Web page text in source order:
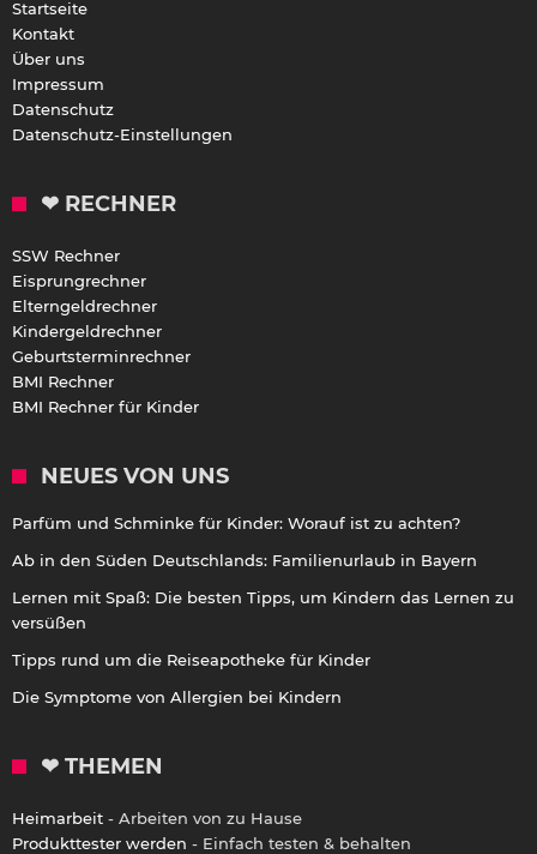
Startseite
Kontakt
Über uns
Impressum
Datenschutz
Datenschutz-Einstellungen
❤ RECHNER
SSW Rechner
Eisprungrechner
Elterngeldrechner
Kindergeldrechner
Geburtsterminrechner
BMI Rechner
BMI Rechner für Kinder
NEUES VON UNS
Parfüm und Schminke für Kinder: Worauf ist zu achten?
Ab in den Süden Deutschlands: Familienurlaub in Bayern
Lernen mit Spaß: Die besten Tipps, um Kindern das Lernen zu
versüßen
Tipps rund um die Reiseapotheke für Kinder
Die Symptome von Allergien bei Kindern
❤ THEMEN
Heimarbeit - Arbeiten von zu Hause
Produkttester werden - Einfach testen & behalten